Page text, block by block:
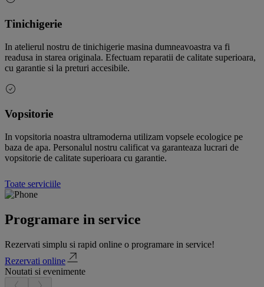
Tinichigerie
In atelierul nostru de tinichigerie masina dumneavoastra va fi
readusa in starea originala. Efectuam reparatii de calitate superioara,
cu garantie si la preturi accesibile.
Vopsitorie
In vopsitoria noastra ultramoderna utilizam vopsele ecologice pe
baza de apa. Personalul nostru calificat va garanteaza lucrari de
vopsitorie de calitate superioara cu garantie.
Toate serviciile
Programare in service
Rezervati simplu si rapid online o programare in service!
Rezervati online
Noutati si evenimente